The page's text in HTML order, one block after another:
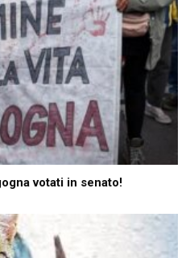
votati in senato!